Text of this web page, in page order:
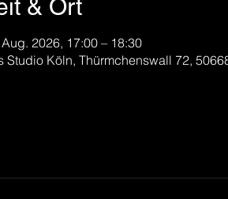
& Ort
Aug. 2026, 17:00 – 18:30
Studio Köln, Thürmchenswall 72,